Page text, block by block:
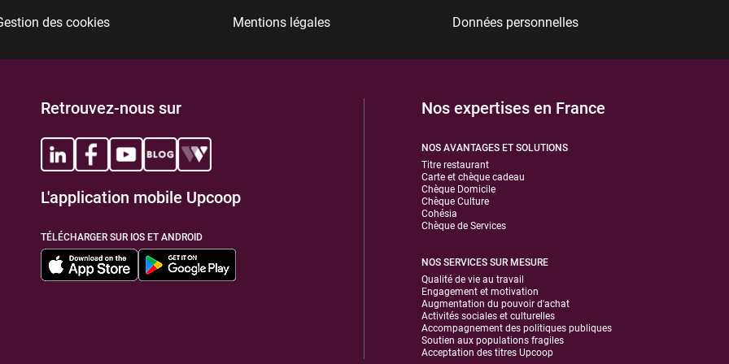
des cookies Mentions légales Données personnelles
Retrouvez-nous sur
L'application mobile Upcoop
TÉLÉCHARGER SUR IOS ET ANDROID
Nos expertises en France
NOS AVANTAGES ET SOLUTIONS
Titre restaurant
Carte et chèque cadeau
Chèque Domicile
Chèque Culture
Cohésia
Chèque de Services
NOS SERVICES SUR MESURE
Qualité de vie au travail
Engagement et motivation
Augmentation du pouvoir d'achat
Activités sociales et culturelles
Accompagnement des politiques publiques
Soutien aux populations fragiles
Acceptation des titres Upcoop